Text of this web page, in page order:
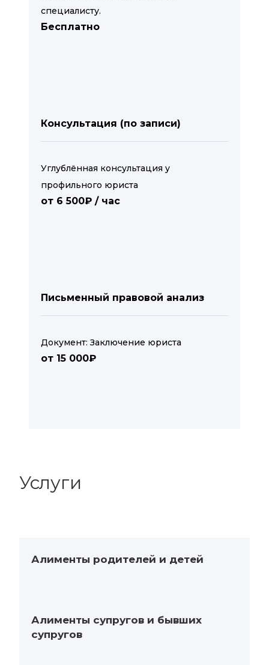
специалисту.
Бесплатно
Консультация (по записи)
Углублённая консультация у
профильного юриста
от 6 500₽ / час
Письменный правовой анализ
Документ: Заключение юриста
от 15 000₽
Услуги
Алименты родителей и детей
Алименты супругов и бывших
супругов